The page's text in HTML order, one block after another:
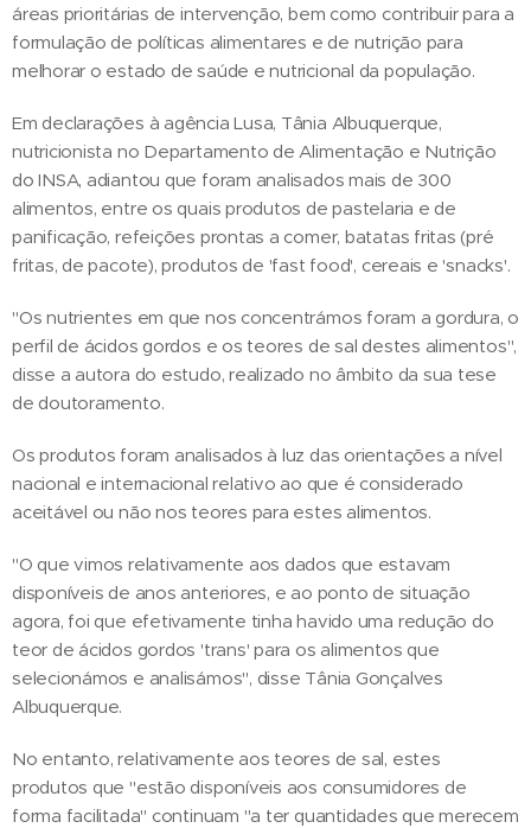
áreas prioritárias de intervenção, bem como contribuir para a
formulação de políticas alimentares e de nutrição para
melhorar o estado de saúde e nutricional da população.
Em declarações à agência Lusa, Tânia Albuquerque,
nutricionista no Departamento de Alimentação e Nutrição
do INSA, adiantou que foram analisados mais de 300
alimentos, entre os quais produtos de pastelaria e de
panificação, refeições prontas a comer, batatas fritas (pré
fritas, de pacote), produtos de 'fast food', cereais e 'snacks'.
"Os nutrientes em que nos concentrámos foram a gordura, o
perfil de ácidos gordos e os teores de sal destes alimentos",
disse a autora do estudo, realizado no âmbito da sua tese
de doutoramento.
Os produtos foram analisados à luz das orientações a nível
nacional e internacional relativo ao que é considerado
aceitável ou não nos teores para estes alimentos.
"O que vimos relativamente aos dados que estavam
disponíveis de anos anteriores, e ao ponto de situação
agora, foi que efetivamente tinha havido uma redução do
teor de ácidos gordos 'trans' para os alimentos que
selecionámos e analisámos", disse Tânia Gonçalves
Albuquerque.
No entanto, relativamente aos teores de sal, estes
produtos que "estão disponíveis aos consumidores de
forma facilitada" continuam "a ter quantidades que merecem